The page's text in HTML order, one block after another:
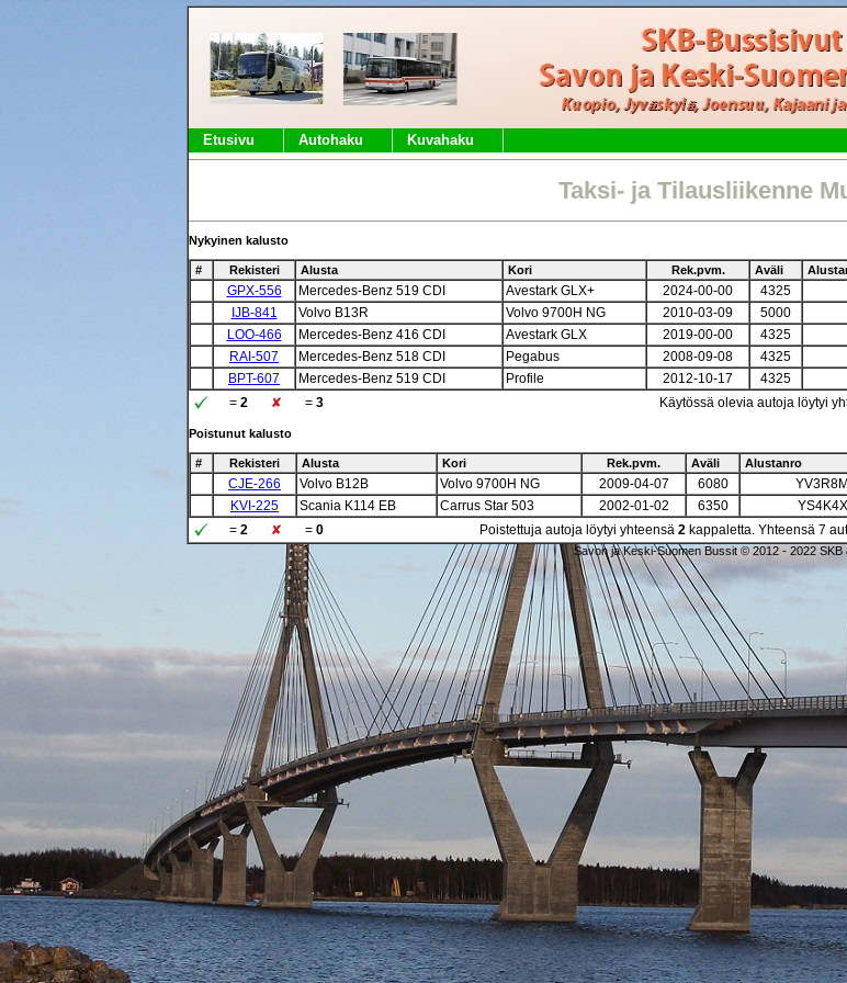
Etusivu Autohaku Kuvahaku
Taksi- ja Tilausliikenne
Nykyinen kalusto
# Rekisteri Alusta Kori Rek.pvm. Aväli
GPX-556 Mercedes-Benz 519 CDI Avestark GLX+ 2024-00-00 4325
IJB-841
Volvo B13R Volvo 9700H NG 2010-03-09 5000
LOO-466
Mercedes-Benz 416 CDI Avestark GLX 2019-00-00 4325
RAI-507
Mercedes-Benz 518 CDI Pegabus 2008-09-08 4325
BPT-607
Mercedes-Benz 519 CDI Profile 2012-10-17 4325
= 2 = 3 Käytössä olevia autoja löytyi
Poistunut kalusto
# Rekisteri Alusta Kori Rek.pvm. Aväli Alustanro
CJE-266 Volvo B12B Volvo 9700H NG 2009-04-07 6080
KVI-225
Scania K114 EB Carrus Star 503 2002-01-02 6350
= 2 = 0 Poistettuja autoja löytyi yhteensä 2kappaletta. Yhteensä 7
Savon ja Keski-Suomen Bussit © 2012 - 2022 SKB